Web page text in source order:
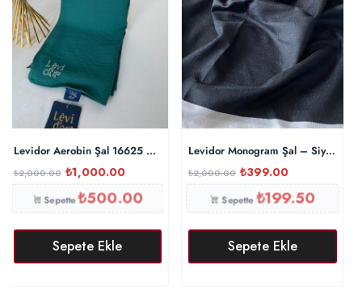
Levidor Aerobin Şal 16625 – Yeşil
₺2,000.00 ₺1,000.00
Sepette₺500.00
Sepete Ekle
Levidor Monogram Şal – Siyah
₺2,000.00 ₺399.00
Sepette₺199.50
Sepete Ekle